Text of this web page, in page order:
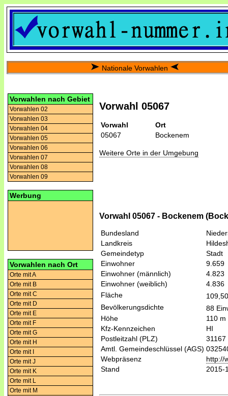
Nationale Vorwahlen
Vorwahlen nach Gebiet
Vorwahlen 02
Vorwahlen 03
Vorwahlen 04
Vorwahlen 05
Vorwahlen 06
Vorwahlen 07
Vorwahlen 08
Vorwahlen 09
Werbung
Vorwahlen nach Ort
Orte mit A
Orte mit B
Orte mit C
Orte mit D
Orte mit E
Orte mit F
Orte mit G
Orte mit H
Orte mit I
Orte mit J
Orte mit K
Orte mit L
Orte mit M
Vorwahl 05067
Vorwahl
Ort
05067
Bockenem
Weitere Orte in der Umgebung
Vorwahl 05067 - Bockenem
Bundesland
Landkreis
Gemeindetyp
Stadt
Einwohner
9.659
Einwohner (männlich)
4.823
Einwohner (weiblich)
4.836
Fläche
Bevölkerungsdichte
88
Höhe
110 m
Kfz-Kennzeichen
HI
Postleitzahl (PLZ)
31167
Amtl. Gemeindeschlüssel (AGS)
Webpräsenz
http://
Stand
2015-